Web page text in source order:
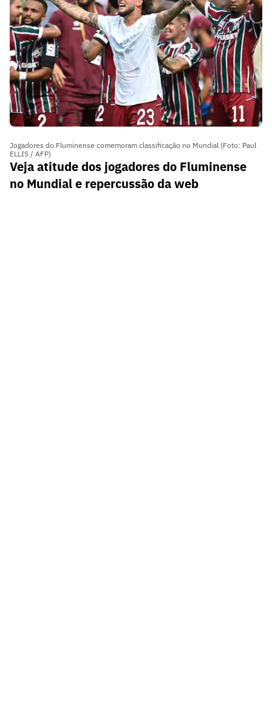
Jogadores do Fluminense comemoram classificação no Mundial (Foto: Paul
ELLIS / AFP)
Veja atitude dos jogadores do Fluminense
no Mundial e repercussão da web